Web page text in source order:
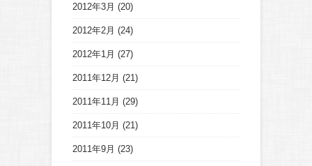
2012年3月 (20)
2012年2月 (24)
2012年1月 (27)
2011年12月 (21)
2011年11月 (29)
2011年10月 (21)
2011年9月 (23)